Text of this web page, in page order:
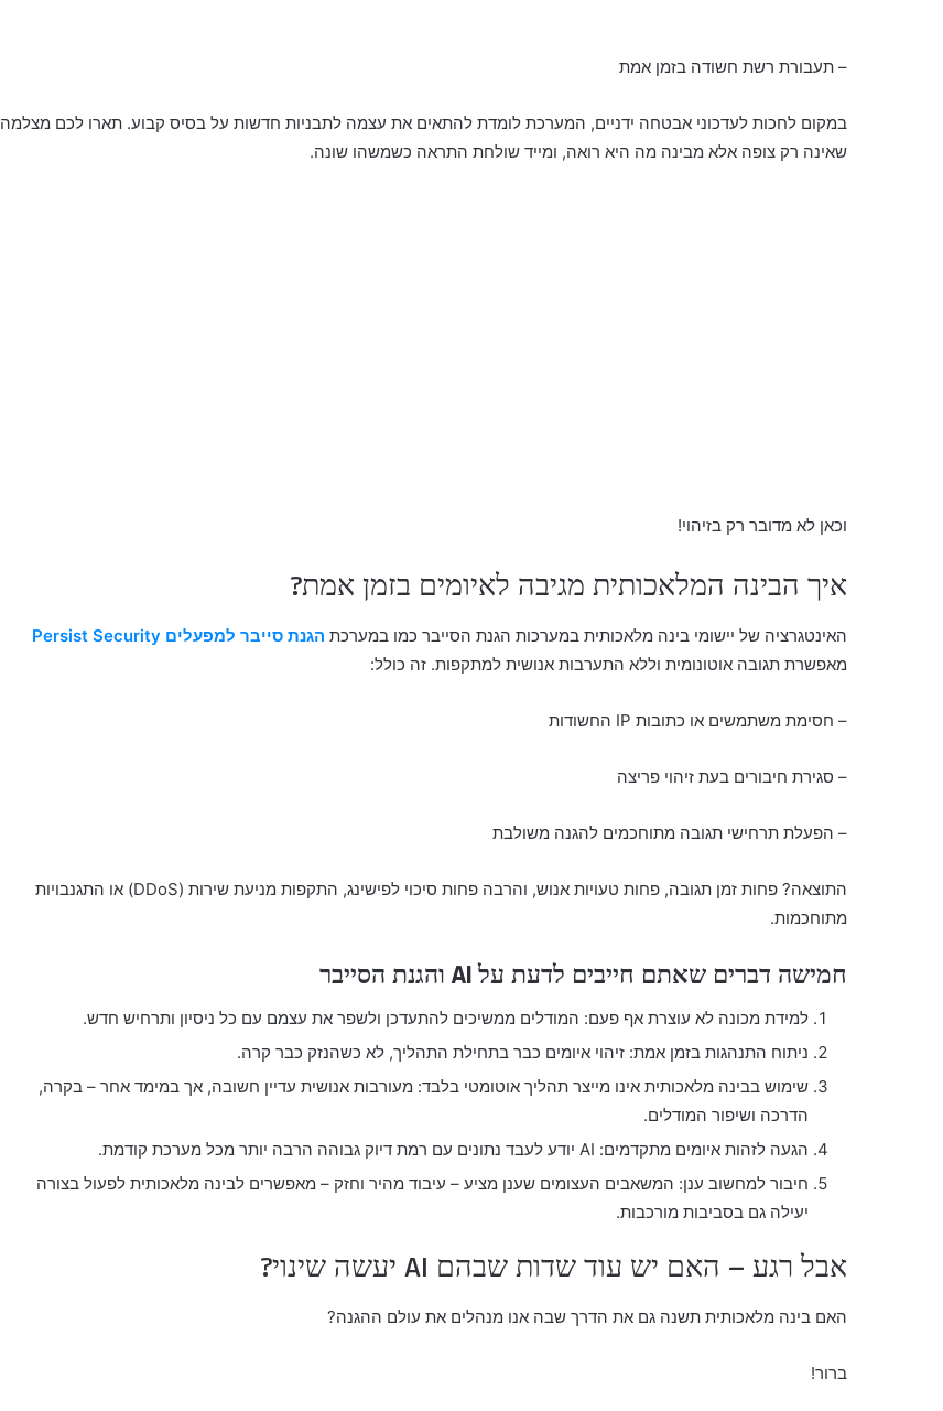
– תעבורת רשת חשודה בזמן אמת
במקום לחכות לעדכוני אבטחה ידניים, המערכת לומדת להתאים את עצמה לתבניות חדשות על בסיס קבוע. תארו לכם מצלמה
שאינה רק צופה אלא מבינה מה היא רואה, ומייד שולחת התראה כשמשהו שונה.
וכאן לא מדובר רק בזיהוי!
איך הבינה המלאכותית מגיבה לאיומים בזמן אמת?
האינטגרציה של יישומי בינה מלאכותית במערכות הגנת הסייבר כמו במערכת הגנת סייבר למפעלים Persist Security
מאפשרת תגובה אוטונומית וללא התערבות אנושית למתקפות. זה כולל:
– חסימת משתמשים או כתובות IP החשודות
– סגירת חיבורים בעת זיהוי פריצה
– הפעלת תרחישי תגובה מתוחכמים להגנה משולבת
התוצאה? פחות זמן תגובה, פחות טעויות אנוש, והרבה פחות סיכוי לפישינג, התקפות מניעת שירות (DDoS) או התגנבויות
מתוחכמות.
חמישה דברים שאתם חייבים לדעת על AI והגנת הסייבר
למידת מכונה לא עוצרת אף פעם: המודלים ממשיכים להתעדכן ולשפר את עצמם עם כל ניסיון ותרחיש חדש.
ניתוח התנהגות בזמן אמת: זיהוי איומים כבר בתחילת התהליך, לא כשהנזק כבר קרה.
שימוש בבינה מלאכותית אינו מייצר תהליך אוטומטי בלבד: מעורבות אנושית עדיין חשובה, אך במימד אחר – בקרה,
הדרכה ושיפור המודלים.
הגעה לזהות איומים מתקדמים: AI יודע לעבד נתונים עם רמת דיוק גבוהה הרבה יותר מכל מערכת קודמת.
חיבור למחשוב ענן: המשאבים העצומים שענן מציע – עיבוד מהיר וחזק – מאפשרים לבינה מלאכותית לפעול בצורה
יעילה גם בסביבות מורכבות.
אבל רגע – האם יש עוד שדות שבהם AI יעשה שינוי?
האם בינה מלאכותית תשנה גם את הדרך שבה אנו מנהלים את עולם ההגנה?
ברור!